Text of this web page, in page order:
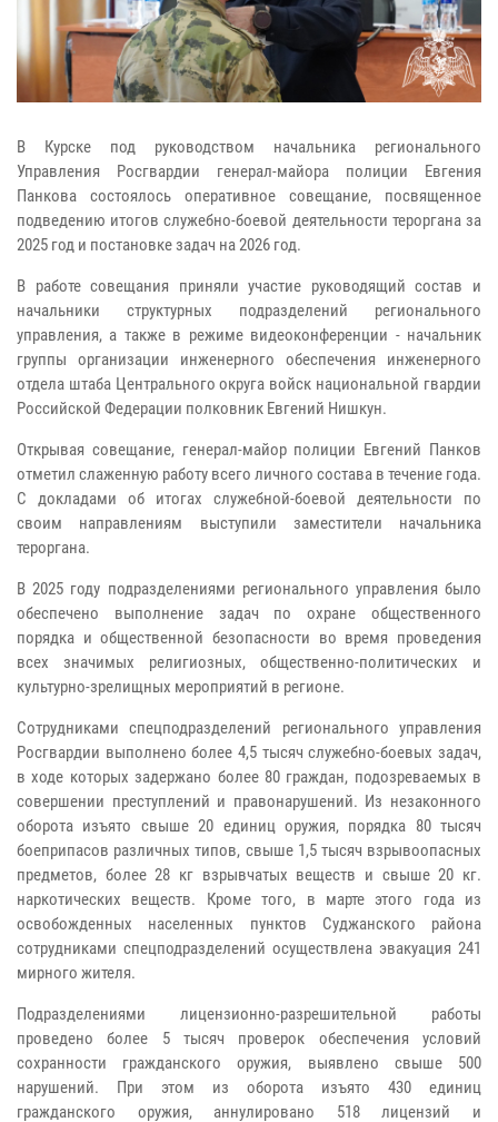
В Курске под руководством начальника регионального
Управления Росгвардии генерал-майора полиции Евгения
Панкова состоялось оперативное совещание, посвященное
подведению итогов служебно-боевой деятельности тероргана за
2025 год и постановке задач на 2026 год.
В работе совещания приняли участие руководящий состав и
начальники структурных подразделений регионального
управления, а также в режиме видеоконференции - начальник
группы организации инженерного обеспечения инженерного
отдела штаба Центрального округа войск национальной гвардии
Российской Федерации полковник Евгений Нишкун.
Открывая совещание, генерал-майор полиции Евгений Панков
отметил слаженную работу всего личного состава в течение года.
С докладами об итогах служебной-боевой деятельности по
своим направлениям выступили заместители начальника
тероргана.
В 2025 году подразделениями регионального управления было
обеспечено выполнение задач по охране общественного
порядка и общественной безопасности во время проведения
всех значимых религиозных, общественно-политических и
культурно-зрелищных мероприятий в регионе.
Сотрудниками спецподразделений регионального управления
Росгвардии выполнено более 4,5 тысяч служебно-боевых задач,
в ходе которых задержано более 80 граждан, подозреваемых в
совершении преступлений и правонарушений. Из незаконного
оборота изъято свыше 20 единиц оружия, порядка 80 тысяч
боеприпасов различных типов, свыше 1,5 тысяч взрывоопасных
предметов, более 28 кг взрывчатых веществ и свыше 20 кг.
наркотических веществ. Кроме того, в марте этого года из
освобожденных населенных пунктов Суджанского района
сотрудниками спецподразделений осуществлена эвакуация 241
мирного жителя.
Подразделениями лицензионно-разрешительной работы
проведено более 5 тысяч проверок обеспечения условий
сохранности гражданского оружия, выявлено свыше 500
нарушений. При этом из оборота изъято 430 единиц
гражданского оружия, аннулировано 518 лицензий и